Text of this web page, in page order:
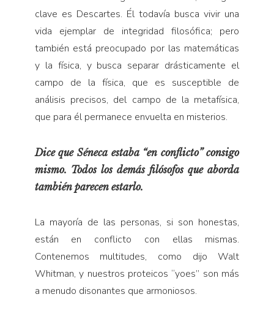
clave es Descartes. Él todavía busca vivir una
vida ejemplar de integridad filosófica; pero
también está preocupado por las matemáticas
y la física, y busca separar drásticamente el
campo de la física, que es susceptible de
análisis precisos, del campo de la metafísica,
que para él permanece envuelta en misterios.
Dice que Séneca estaba “en conflicto” consigo
mismo. Todos los demás filósofos que aborda
también parecen estarlo.
La mayoría de las personas, si son honestas,
están en conflicto con ellas mismas.
Contenemos multitudes, como dijo Walt
Whitman, y nuestros proteicos “yoes” son más
a menudo disonantes que armoniosos.